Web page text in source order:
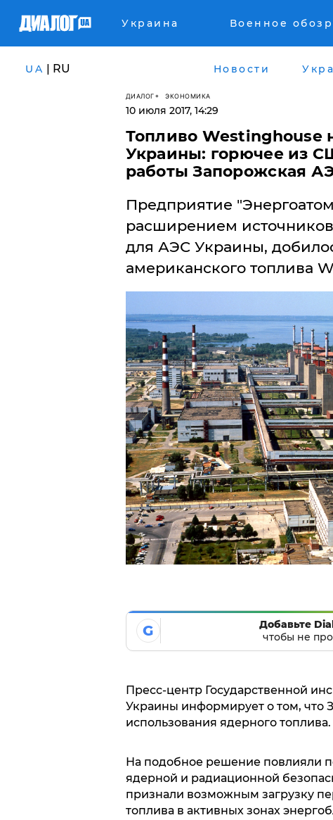
Украина Военное
UA | RU Новости
ДИАЛОГ ЭКОНОМИКА
10 июля 2017, 14:29
Топливо Westinghouse
Украины: горючее из
работы Запорожская
Предприятие
расширением
для АЭС Украины,
американского топлива
G
Добавьте
чтобы не
Пресс-центр Государственной
Украины информирует о том, что
использования ядерного топлива.
На подобное решение повлияли
ядерной и радиационной
признали возможным загрузку
топлива в активных зонах